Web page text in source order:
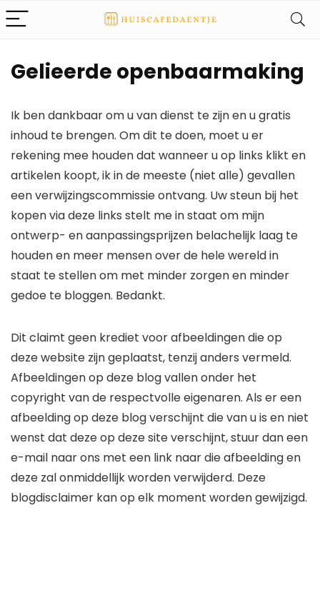
Gelieerde openbaarmaking
Ik ben dankbaar om u van dienst te zijn en u gratis
inhoud te brengen. Om dit te doen, moet u er
rekening mee houden dat wanneer u op links klikt en
artikelen koopt, ik in de meeste (niet alle) gevallen
een verwijzingscommissie ontvang. Uw steun bij het
kopen via deze links stelt me in staat om mijn
ontwerp- en aanpassingsprijzen belachelijk laag te
houden en meer mensen over de hele wereld in
staat te stellen om met minder zorgen en minder
gedoe te bloggen. Bedankt.
Dit claimt geen krediet voor afbeeldingen die op
deze website zijn geplaatst, tenzij anders vermeld.
Afbeeldingen op deze blog vallen onder het
copyright van de respectvolle eigenaren. Als er een
afbeelding op deze blog verschijnt die van u is en niet
wenst dat deze op deze site verschijnt, stuur dan een
e-mail naar ons met een link naar die afbeelding en
deze zal onmiddellijk worden verwijderd. Deze
blogdisclaimer kan op elk moment worden gewijzigd.